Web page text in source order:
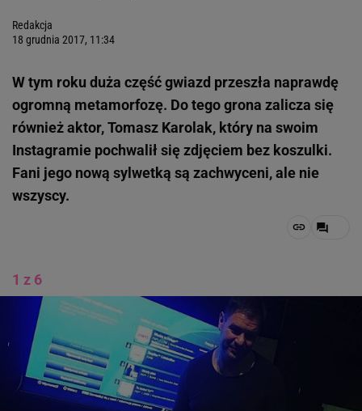
Redakcja
18 grudnia 2017, 11:34
W tym roku duża część gwiazd przeszła naprawdę
ogromną metamorfozę. Do tego grona zalicza się
również aktor, Tomasz Karolak, który na swoim
Instagramie pochwalił się zdjęciem bez koszulki.
Fani jego nową sylwetką są zachwyceni, ale nie
wszyscy.
1 z 6